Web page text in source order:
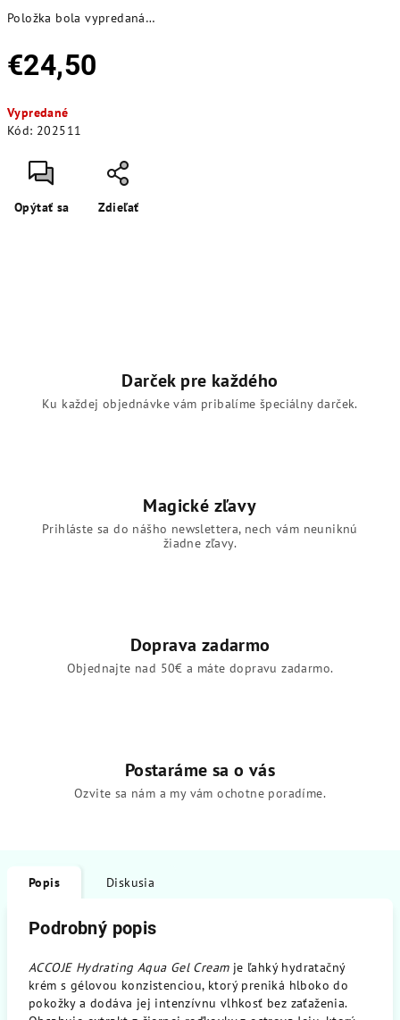
Položka bola vypredaná…
€24,50
cena:
Vypredané
Kód: 202511
Opýtať sa Zdieľať
Darček pre každého
Ku každej objednávke vám pribalíme špeciálny darček.
Magické zľavy
Prihláste sa do nášho newslettera, nech vám neuniknú
žiadne zľavy.
Doprava zadarmo
Objednajte nad 50€ a máte dopravu zadarmo.
Postaráme sa o vás
Ozvite sa nám a my vám ochotne poradíme.
Popis Diskusia
Podrobný popis
ACCOJE Hydrating Aqua Gel Creamje ľahký hydratačný
krém s gélovou konzistenciou, ktorý preniká hlboko do
pokožky a dodáva jej intenzívnu vlhkosť bez zaťaženia.